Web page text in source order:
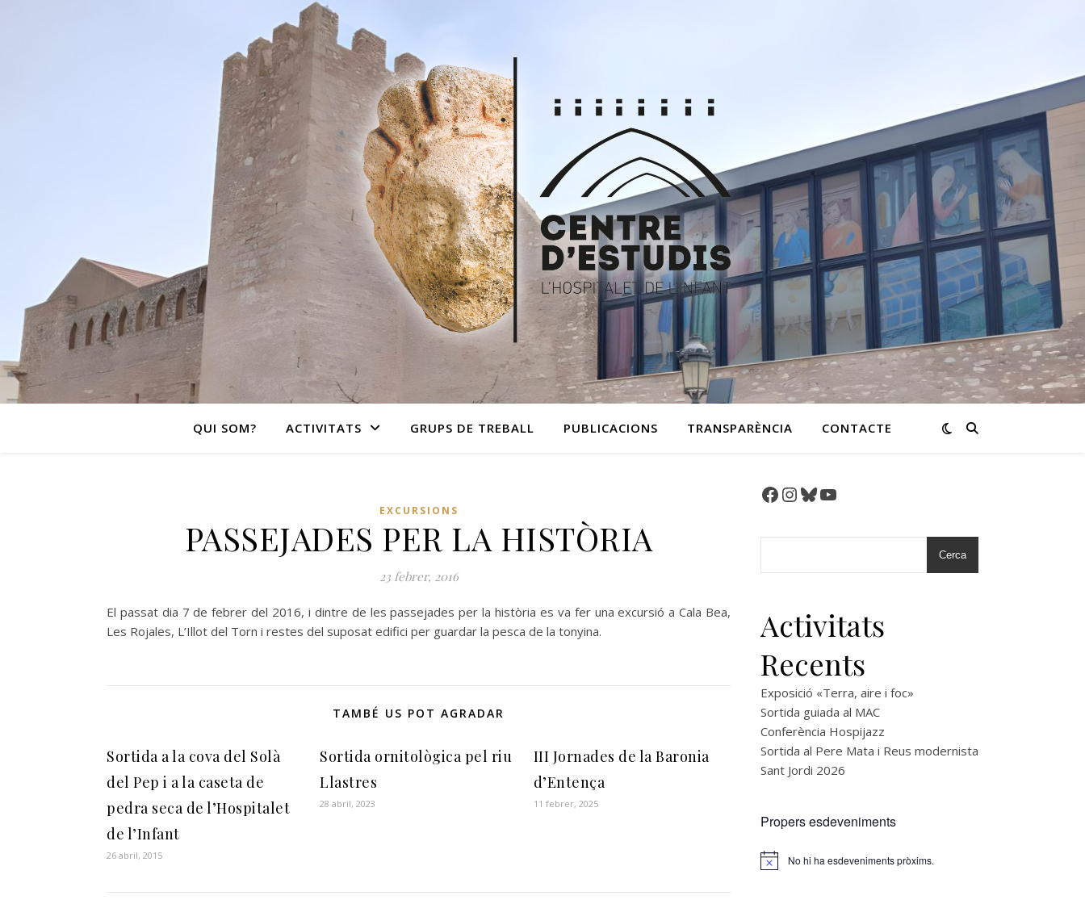
QUI SOM? ACTIVITATS GRUPS DE TREBALL PUBLICACIONS TRANSPARÈNCIA CONTACTE
EXCURSIONS
PASSEJADES PER LA HISTÒRIA
23 febrer, 2016
El passat dia 7 de febrer del 2016, i dintre de les passejades per la història es va fer una excursió a Cala Bea,
Les Rojales, L’Illot del Torn i restes del suposat edifici per guardar la pesca de la tonyina.
TAMBÉ US POT AGRADAR
Sortida a la cova del Solà
del Pep i a la caseta de
pedra seca de l’Hospitalet
de l’Infant
26 abril, 2015
Sortida ornitològica pel riu
Llastres
28 abril, 2023
III Jornades de la Baronia
d’Entença
11 febrer, 2025
Facebook
Instagram
BlueskyYouTube
Cerca
Activitats
Recents
Exposició «Terra, aire i foc»
Sortida guiada al MAC
Conferència Hospijazz
Sortida al Pere Mata i Reus modernista
Sant Jordi 2026
Propers esdeveniments
Notice No hi ha esdeveniments pròxims.